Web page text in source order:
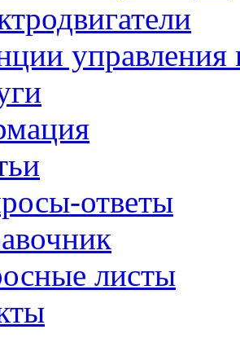
управления
ответы
листы